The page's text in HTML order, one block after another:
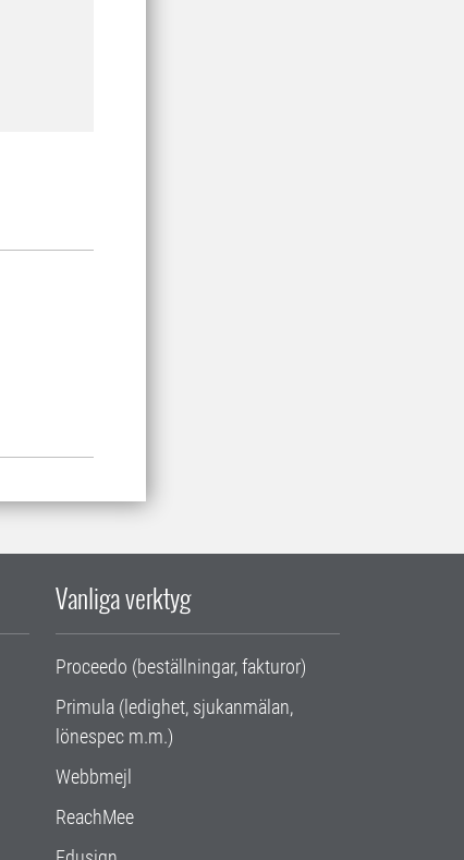
Vanliga verktyg
Proceedo (beställningar, fakturor)
Primula (ledighet, sjukanmälan,
lönespec m.m.)
Webbmejl
ReachMee